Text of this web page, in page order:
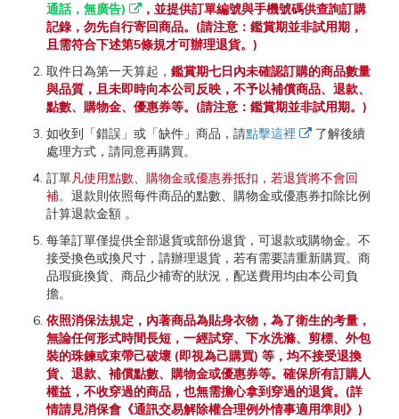
通話，無廣告)
，並提供訂單編號與手機號碼供查詢訂購
記錄，勿先自行寄回商品。(請注意：鑑賞期並非試用期，
且需符合下述第5條規才可辦理退貨。)
取件日為第一天算起， 鑑賞期七日內未確認訂購的商品數量
與品質，且未即時向本公司反映，不予以補償商品、退款、
點數、購物金、優惠券等。(請注意：鑑賞期並非試用期。)
如收到「錯誤」或「缺件」商品，請點擊這裡
了解後續
處理方式，請同意再購買。
訂單凡使用點數、購物金或優惠券抵扣，若退貨將不會回
補。退款則依照每件商品的點數、購物金或優惠券扣除比例
計算退款金額 。
每筆訂單僅提供全部退貨或部份退貨，可退款或購物金。不
接受換色或換尺寸，請辦理退貨，若有需要請重新購買。商
品瑕疵換貨、商品少補寄的狀況，配送費用均由本公司負
擔。
依照消保法規定，內著商品為貼身衣物，為了衛生的考量，
無論任何形式時間長短，一經試穿、下水洗滌、剪標、外包
裝的珠鍊或束帶己破壞 (即視為己購買) 等，均不接受退換
貨、退款、補償點數、購物金或優惠券等。確保所有訂購人
權益，不收穿過的商品，也無需擔心拿到穿過的退貨。(詳
情請見消保會《通訊交易解除權合理例外情事適用準則》)